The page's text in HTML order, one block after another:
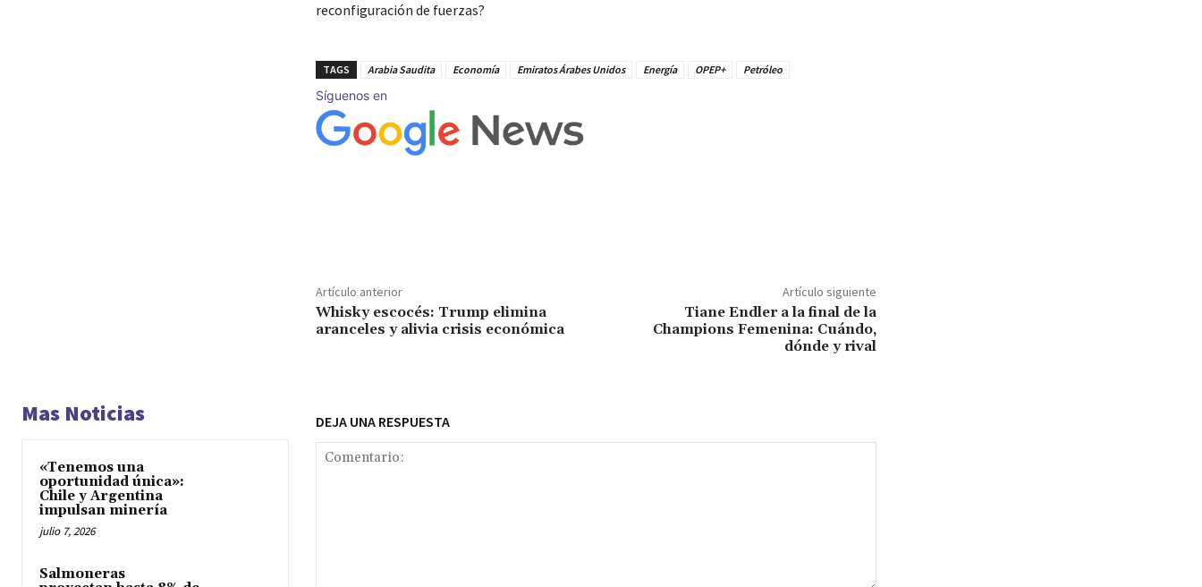
reconfiguración de fuerzas?
TAGS Arabia Saudita Economía Emiratos Árabes Unidos Energía OPEP+ Petróleo
Síguenos en
Artículo anterior
Whisky escocés: Trump elimina
aranceles y alivia crisis económica
Artículo siguiente
Tiane Endler a la final de la
Champions Femenina: Cuándo,
dónde y rival
Mas Noticias
«Tenemos una
oportunidad única»:
Chile y Argentina
impulsan minería
julio 7, 2026
Salmoneras
DEJA UNA RESPUESTA